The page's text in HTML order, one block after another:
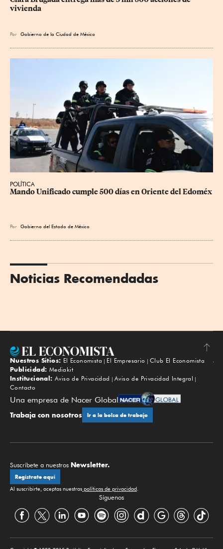
vivienda
Por Gobierno de la Ciudad de México
POLÍTICA
Mando Unificado cumple 500 días en Oriente del Edoméx
Por Gobierno del Estado de México
Noticias Recomendadas
Subir
Nuestros Sitios: El Economista El Empresario
Club El Economista
Publicidad: Mediakit
Institucional: Aviso de Privacidad
Aviso de Privacidad Integral
Contacto
Una empresa de Nacer Global
Trabaja con nosotros Ir a la bolsa de trabajo
Suscríbete a nuestros Newsletter.
Regístrate aquí
Al suscribirte, aceptas nuestras políticas de privacidad.
Síguenos